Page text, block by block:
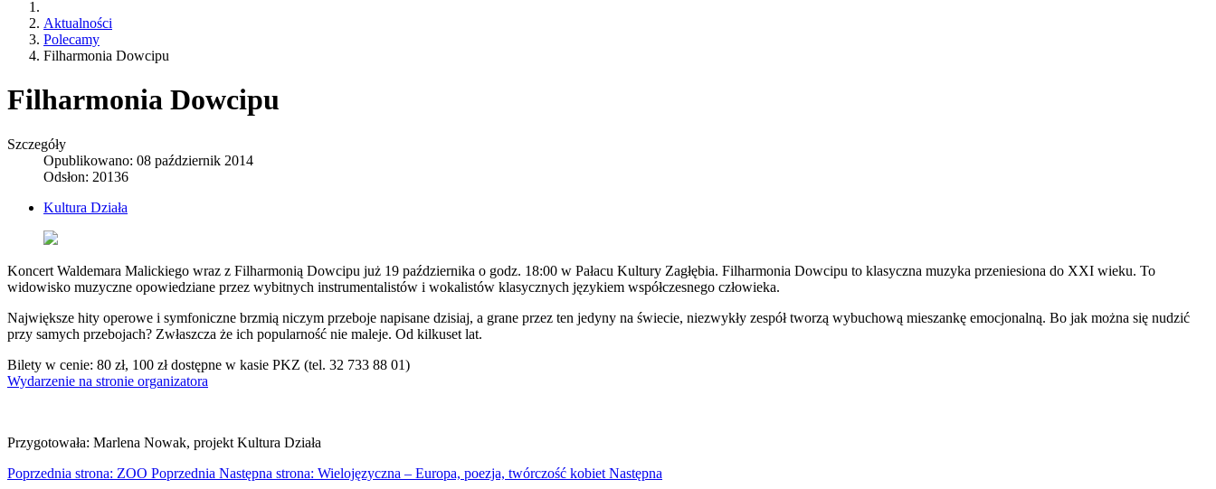
Aktualności
Polecamy
Filharmonia Dowcipu
Filharmonia Dowcipu
Szczegóły
Opublikowano: 08 październik 2014
Odsłon: 20136
Kultura Działa
Koncert Waldemara Malickiego wraz z Filharmonią Dowcipu już 19 października o godz. 18:00 w Pałacu Kultury Zagłębia. Filharmonia Dowcipu to klasyczna muzyka przeniesiona do XXI wieku. To
widowisko muzyczne opowiedziane przez wybitnych instrumentalistów i wokalistów klasycznych językiem współczesnego człowieka.
Największe hity operowe i symfoniczne brzmią niczym przeboje napisane dzisiaj, a grane przez ten jedyny na świecie, niezwykły zespół tworzą wybuchową mieszankę emocjonalną. Bo jak można się nudzić
przy samych przebojach? Zwłaszcza że ich popularność nie maleje. Od kilkuset lat.
Bilety w cenie: 80 zł, 100 zł dostępne w kasie PKZ (tel. 32 733 88 01)
Wydarzenie na stronie organizatora
Przygotowała: Marlena Nowak, projekt Kultura Działa
Poprzednia strona: ZOO Poprzednia Następna strona: Wielojęzyczna – Europa, poezja, twórczość kobiet Następna